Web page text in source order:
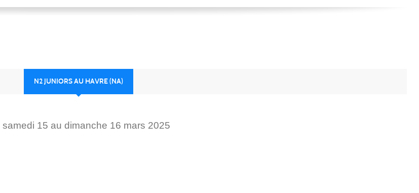
N2 JUNIORS AU HAVRE (NA)
samedi 15 au dimanche 16 mars 2025